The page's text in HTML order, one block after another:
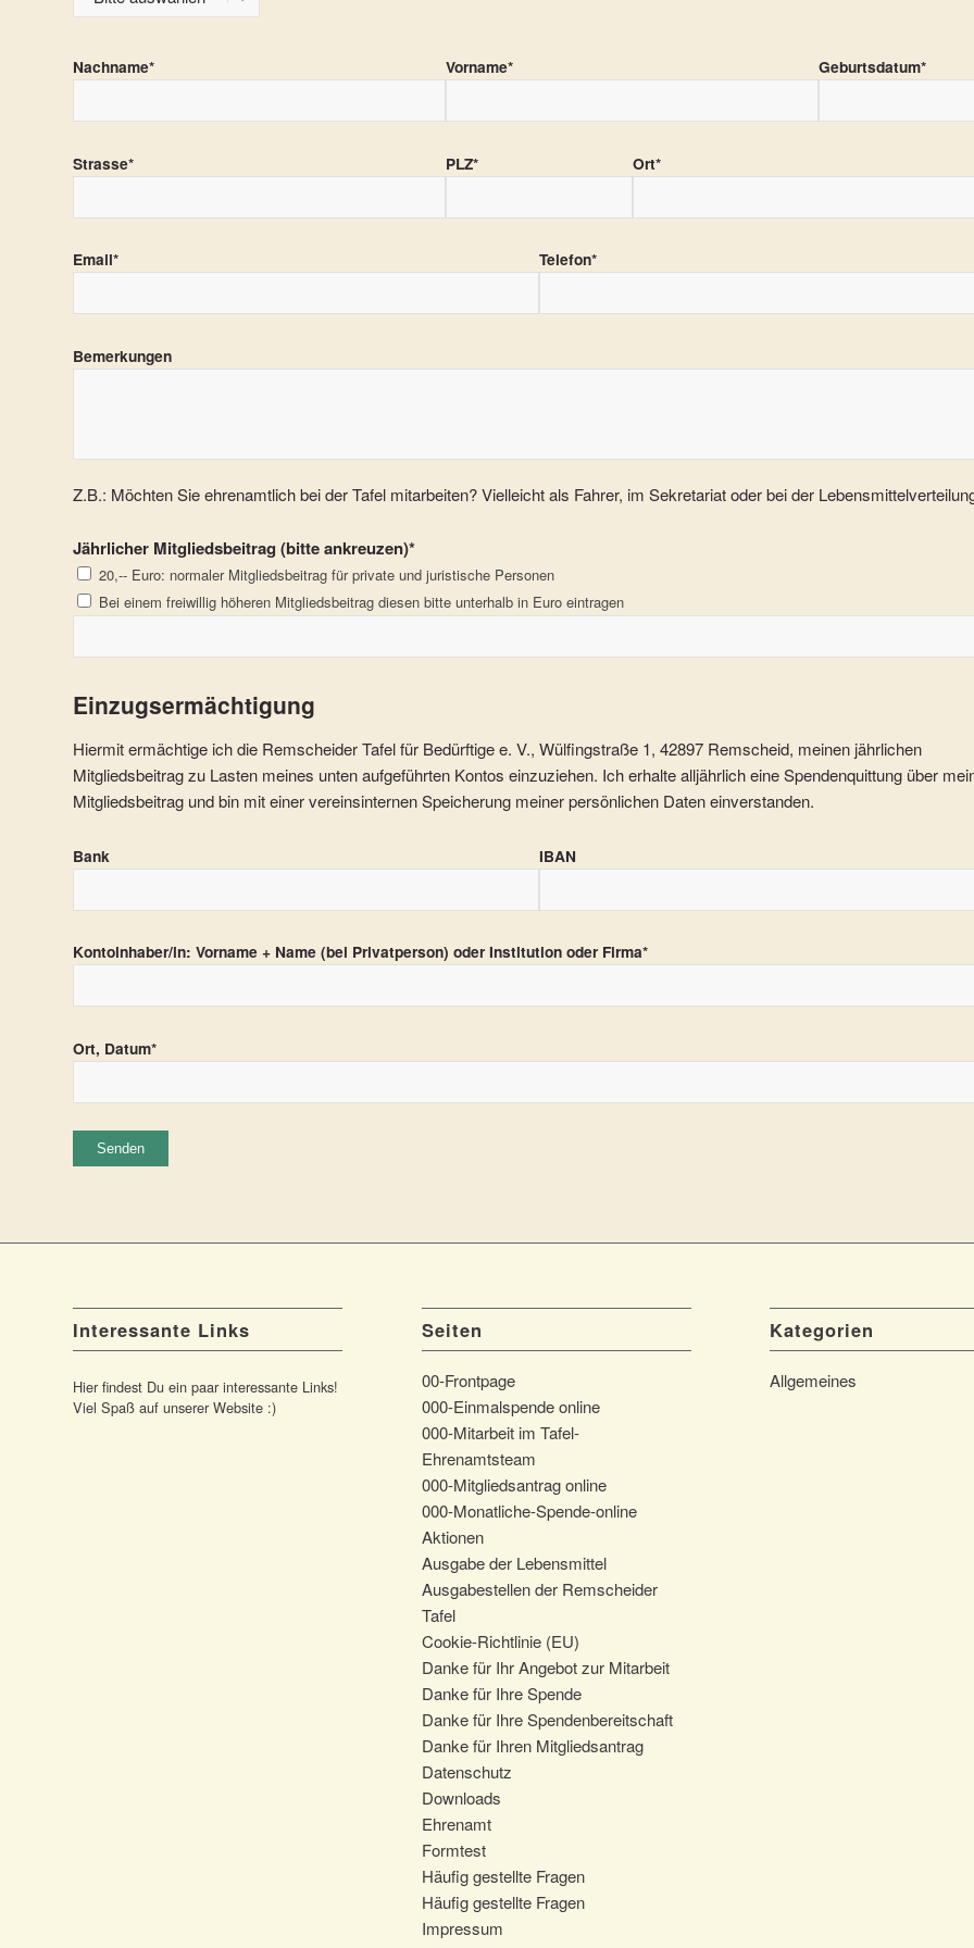
Nachname* Vorname* Geburtsdatum*
Strasse* PLZ* Ort*
Email* Telefon*
Bemerkungen
Z.B.: Möchten Sie ehrenamtlich bei der Tafel mitarbeiten? Vielleicht als Fahrer, im Sekretariat oder bei der
Jährlicher Mitgliedsbeitrag (bitte ankreuzen)*
20,-- Euro: normaler Mitgliedsbeitrag für private und juristische Personen
Bei einem freiwillig höheren Mitgliedsbeitrag diesen bitte unterhalb in Euro eintragen
Einzugsermächtigung
Hiermit ermächtige ich die Remscheider Tafel für Bedürftige e. V., Wülfingstraße 1, 42897 Remscheid, meinen jährlichen
Mitgliedsbeitrag zu Lasten meines unten aufgeführten Kontos einzuziehen. Ich erhalte alljährlich eine Spendenquittung über
Mitgliedsbeitrag und bin mit einer vereinsinternen Speicherung meiner persönlichen Daten einverstanden.
Bank IBAN
Kontoinhaber/in: Vorname + Name (bei Privatperson) oder Institution oder Firma*
Ort, Datum*
Interessante Links
Hier findest Du ein paar interessante Links!
Viel Spaß auf unserer Website :)
Seiten
00-Frontpage
000-Einmalspende online
000-Mitarbeit im Tafel-
Ehrenamtsteam
000-Mitgliedsantrag online
000-Monatliche-Spende-online
Aktionen
Ausgabe der Lebensmittel
Ausgabestellen der Remscheider
Tafel
Cookie-Richtlinie (EU)
Danke für Ihr Angebot zur Mitarbeit
Danke für Ihre Spende
Danke für Ihre Spendenbereitschaft
Danke für Ihren Mitgliedsantrag
Datenschutz
Downloads
Ehrenamt
Formtest
Häufig gestellte Fragen
Häufig gestellte Fragen
Impressum
Kategorien
Allgemeines